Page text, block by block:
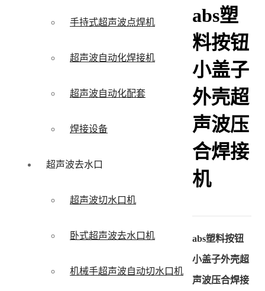
手持式超声波点焊机
超声波自动化焊接机
超声波自动化配套
焊接设备
超声波去水口
超声波切水口机
卧式超声波去水口机
机械手超声波自动切水口机
abs塑
料按钮
小盖子
外壳超
声波压
合焊接
机
abs塑料按钮
小盖子外壳超
声波压合焊接